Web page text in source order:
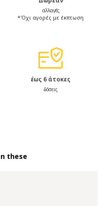
αλλαγές
*Όχι αγορές με έκπτωση
έως 6 άτοκες
δόσεις
these